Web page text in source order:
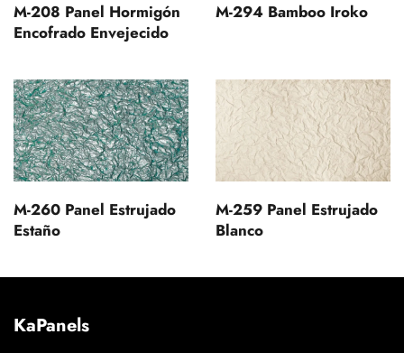
M-208 Panel Hormigón
Encofrado Envejecido
M-294 Bamboo Iroko
M-260 Panel Estrujado
Estaño
M-259 Panel Estrujado
Blanco
KaPanels